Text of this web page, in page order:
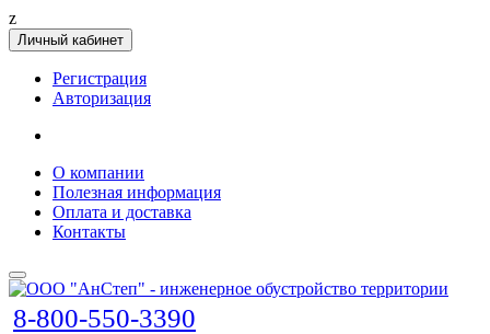
z
Личный кабинет
Регистрация
Авторизация
О компании
Полезная информация
Оплата и доставка
Контакты
8-800-550-3390